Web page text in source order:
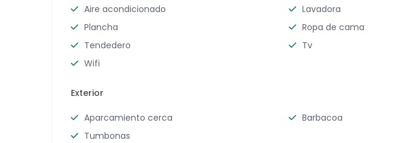
Aire acondicionado
Lavadora
Plancha
Ropa de cama
Tendedero
Tv
Wifi
Exterior
Aparcamiento cerca
Barbacoa
Tumbonas